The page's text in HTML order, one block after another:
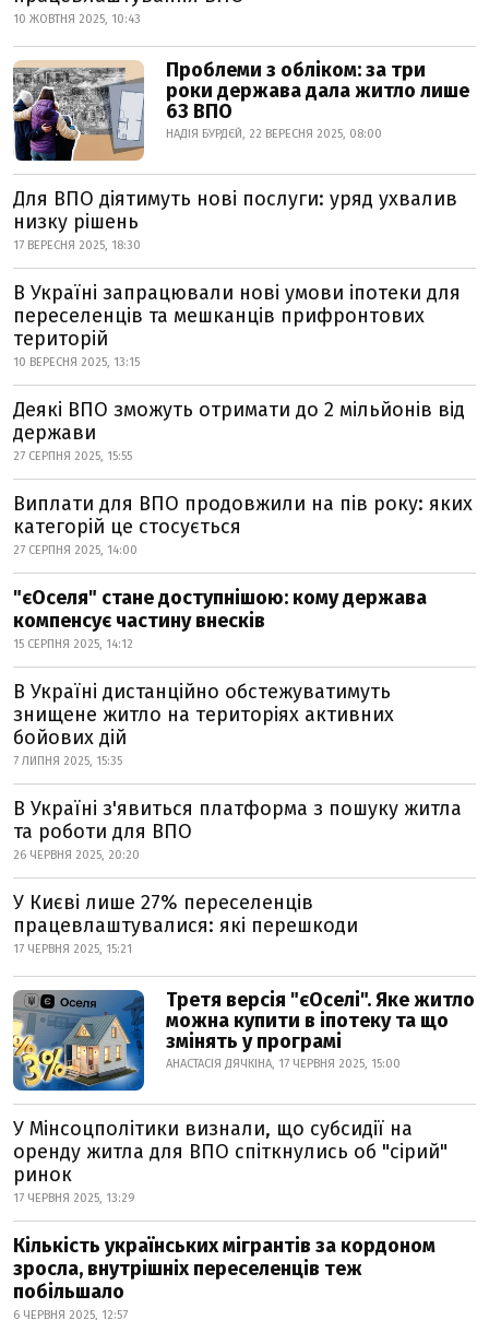
10 ЖОВТНЯ 2025, 10:43
Проблеми з обліком: за три
роки держава дала житло лише
63 ВПО
НАДІЯ БУРДЄЙ, 22 ВЕРЕСНЯ 2025, 08:00
Для ВПО діятимуть нові послуги: уряд ухвалив
низку рішень
17 ВЕРЕСНЯ 2025, 18:30
В Україні запрацювали нові умови іпотеки для
переселенців та мешканців прифронтових
територій
10 ВЕРЕСНЯ 2025, 13:15
Деякі ВПО зможуть отримати до 2 мільйонів від
держави
27 СЕРПНЯ 2025, 15:55
Виплати для ВПО продовжили на пів року: яких
категорій це стосується
27 СЕРПНЯ 2025, 14:00
"єОселя" стане доступнішою: кому держава
компенсує частину внесків
15 СЕРПНЯ 2025, 14:12
В Україні дистанційно обстежуватимуть
знищене житло на територіях активних
бойових дій
7 ЛИПНЯ 2025, 15:35
В Україні з'явиться платформа з пошуку житла
та роботи для ВПО
26 ЧЕРВНЯ 2025, 20:20
У Києві лише 27% переселенців
працевлаштувалися: які перешкоди
17 ЧЕРВНЯ 2025, 15:21
Третя версія "єОселі". Яке житло
можна купити в іпотеку та що
змінять у програмі
АНАСТАСІЯ ДЯЧКІНА, 17 ЧЕРВНЯ 2025, 15:00
У Мінсоцполітики визнали, що субсидії на
оренду житла для ВПО спіткнулись об "сірий"
ринок
17 ЧЕРВНЯ 2025, 13:29
Кількість українських мігрантів за кордоном
зросла, внутрішніх переселенців теж
побільшало
6 ЧЕРВНЯ 2025, 12:57